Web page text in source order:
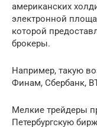
американских
электронной
которой
брокеры.
Например, такую
Финам, Сбербанк,
Мелкие трейдеры
Петербургскую